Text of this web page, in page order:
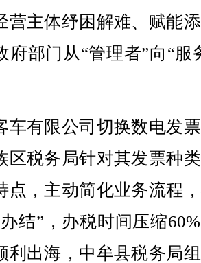
营主体纾困解难、赋能
府部门从“管理者”向“服
有限公司切换数电发
区税务局针对其发票种
点，主动简化业务流程
结”，办税时间压缩
利出海，中牟县税务局